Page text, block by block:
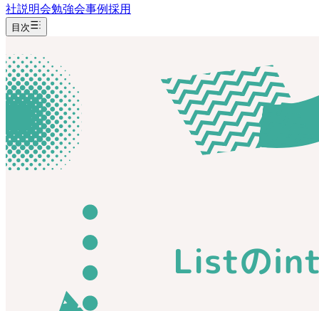
社説明会勉強会事例採用
目次